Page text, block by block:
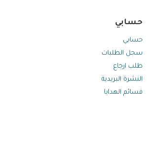
حسابي
حسابي
سجل الطلبات
طلب ارجاع
النشرة البريدية
قسائم الهدايا